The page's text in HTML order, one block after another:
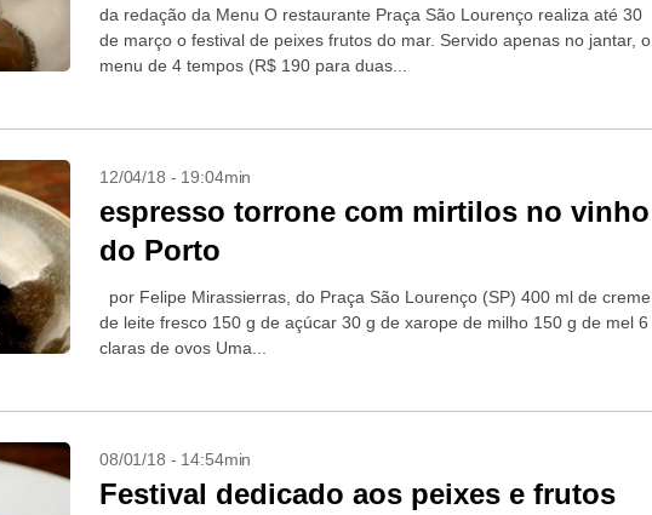
da redação da Menu O restaurante Praça São Lourenço realiza até 30
de março o festival de peixes frutos do mar. Servido apenas no jantar, o
menu de 4 tempos (R$ 190 para duas...
12/04/18 - 19:04min
espresso torrone com mirtilos no vinho
do Porto
por Felipe Mirassierras, do Praça São Lourenço (SP) 400 ml de creme
de leite fresco 150 g de açúcar 30 g de xarope de milho 150 g de mel 6
claras de ovos Uma...
08/01/18 - 14:54min
Festival dedicado aos peixes e frutos